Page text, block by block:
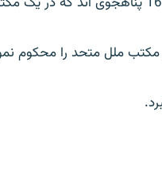
ملل متحد را محکوم